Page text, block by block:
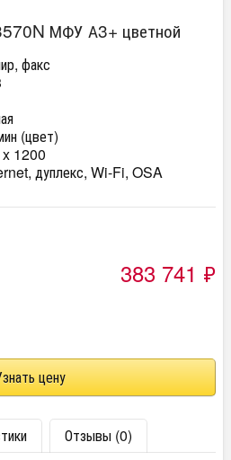
МФУ А3+ цветной
факс
(цвет)
1200
дуплекс, Wi-Fi, OSA
383 741 ₽
цену
Отзывы (0)